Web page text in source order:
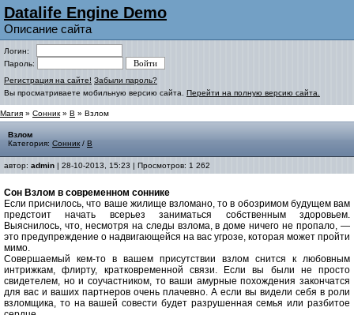
Datalife Engine Demo
Описание сайта
Логин:
Пароль:
Регистрация на сайте! Забыли пароль?
Вы просматриваете мобильную версию сайта. Перейти на полную версию сайта.
Магия » Сонник » В » Взлом
Взлом
Категория: Сонник / В
автор: admin | 28-10-2013, 15:23 | Просмотров: 1 262
Сон Взлом в современном соннике
Если приснилось, что ваше жилище взломано, то в обозримом будущем вам
предстоит начать всерьез заниматься собственным здоровьем.
Выяснилось, что, несмотря на следы взлома, в доме ничего не пропало, —
это предупреждение о надвигающейся на вас угрозе, которая может пройти
мимо.
Совершаемый кем-то в вашем присутствии взлом снится к любовным
интрижкам, флирту, кратковременной связи. Если вы были не просто
свидетелем, но и соучастником, то ваши амурные похождения закончатся
для вас и ваших партнеров очень плачевно. А если вы видели себя в роли
взломщика, то на вашей совести будет разрушенная семья или разбитое